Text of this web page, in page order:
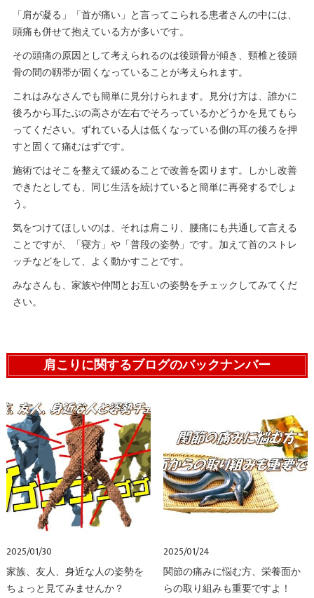
「肩が凝る」「首が痛い」と言ってこられる患者さんの中には、
頭痛も併せて抱えている方が多いです。
その頭痛の原因として考えられるのは後頭骨が傾き、頸椎と後頭
骨の間の靱帯が固くなっていることが考えられます。
これはみなさんでも簡単に見分けられます。見分け方は、誰かに
後ろから耳たぶの高さが左右でそろっているかどうかを見てもら
ってください。ずれている人は低くなっている側の耳の後ろを押
すと固くて痛むはずです。
施術ではそこを整えて緩めることで改善を図ります。しかし改善
できたとしても、同じ生活を続けていると簡単に再発するでしょ
う。
気をつけてほしいのは、それは肩こり、腰痛にも共通して言える
ことですが、「寝方」や「普段の姿勢」です。加えて首のストレ
ッチなどをして、よく動かすことです。
みなさんも、家族や仲間とお互いの姿勢をチェックしてみてくだ
さい。
肩こりに関するブログのバックナンバー
2025/01/30
家族、友人、身近な人の姿勢を
ちょっと見てみませんか？
2025/01/24
関節の痛みに悩む方、栄養面か
らの取り組みも重要ですよ！